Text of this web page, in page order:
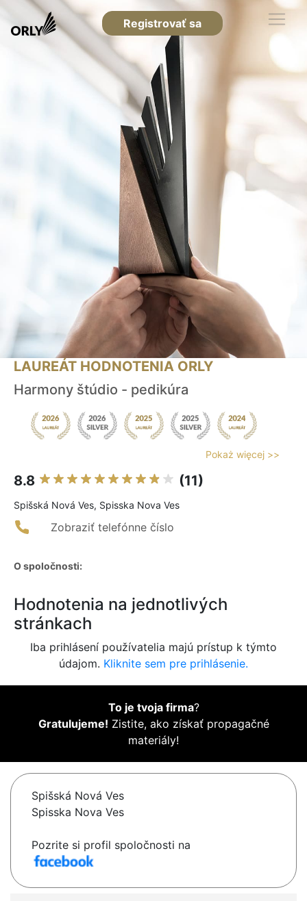
Registrovať sa
LAUREÁT HODNOTENIA ORLY
Harmony štúdio - pedikúra
Pokaż więcej >>
8.8 (11)
Spišská Nová Ves, Spisska Nova Ves
Zobraziť telefónne číslo
O spoločnosti:
Hodnotenia na jednotlivých
stránkach
Iba prihlásení používatelia majú prístup k týmto
údajom. Kliknite sem pre prihlásenie.
To je tvoja firma?
Gratulujeme! Zistite, ako získať propagačné
materiály!
Spišská Nová Ves
Spisska Nova Ves
Pozrite si profil spoločnosti na